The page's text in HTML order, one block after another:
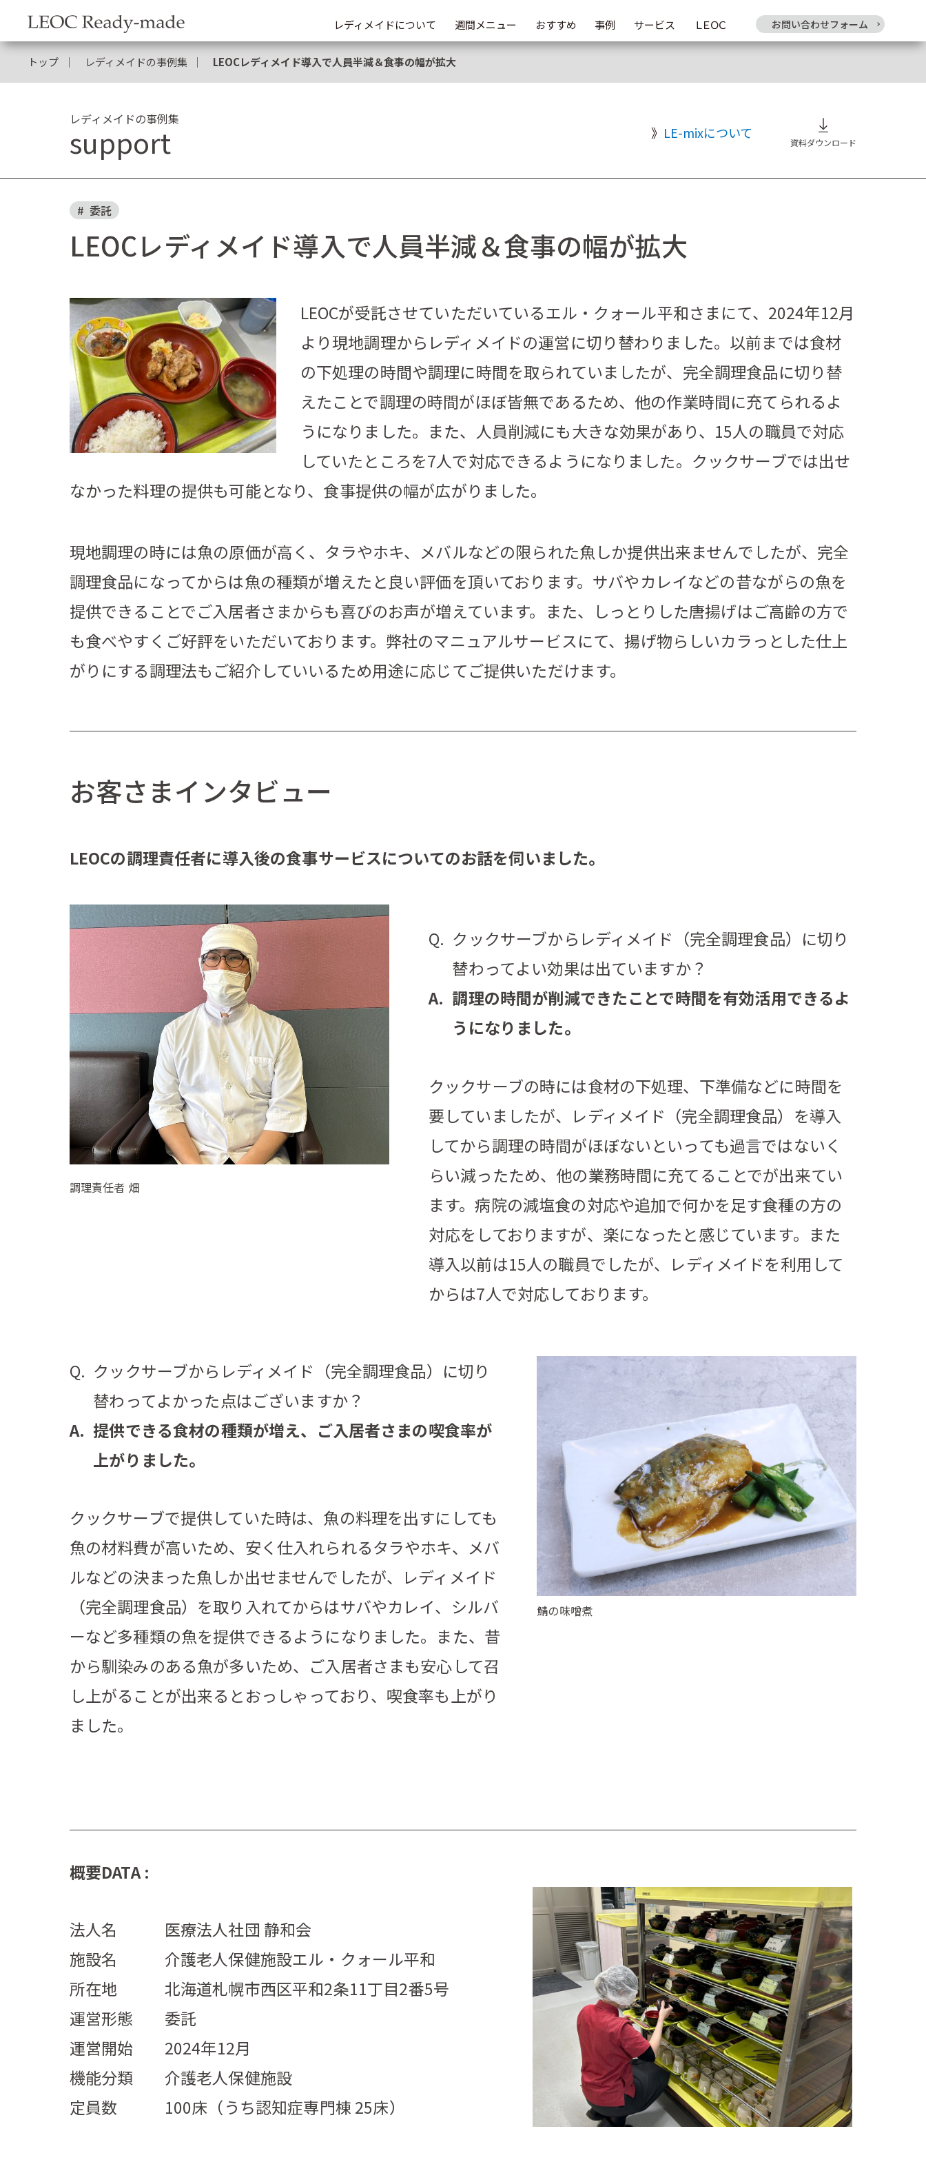
お問い合わせフォーム
レディメイドについて 週間メニュー おすすめ 事例 サービス ＬＥＯＣ
トップ レディメイドの事例集 LEOCレディメイド導入で人員半減＆食事の幅が拡大
レディメイドの事例集
support LE-mixについて
資料ダウンロード
委託
LEOCレディメイド導入で人員半減＆食事の幅が拡大
LEOCが受託させていただいているエル・クォール平和さまにて、2024年12月
より現地調理からレディメイドの運営に切り替わりました。以前までは食材
の下処理の時間や調理に時間を取られていましたが、完全調理食品に切り替
えたことで調理の時間がほぼ皆無であるため、他の作業時間に充てられるよ
うになりました。また、人員削減にも大きな効果があり、 15人の職員で対応
していたところを7人で対応できるようになりました。クックサーブでは出せ
なかった料理の提供も可能となり、食事提供の幅が広がりました。
現地調理の時には魚の原価が高く、タラやホキ、メバルなどの限られた魚しか提供出来ませんでしたが、 完全
調理食品になってからは魚の種類が増えた と良い評価を頂いております。サバやカレイなどの昔ながらの魚を
提供できることでご入居者さまからも喜びのお声が増えています。また、
しっとりした唐揚げはご高齢の方で
も食べやすくご好評をいただいております。弊社のマニュアルサービスにて、揚げ物らしいカラっとした仕上
がりにする調理法もご紹介していいるため用途に応じてご提供いただけます。
お客さまインタビュー
LEOCの調理責任者に導入後の食事サービスについてのお話を伺いました。
調理責任者 畑
クックサーブからレディメイド（完全調理食品）に切り
替わってよい効果は出ていますか？
調理の時間が削減できたことで時間を有効活用できるよ
うになりました。
クックサーブの時には食材の下処理、下準備などに時間を
要していましたが、レディメイド（完全調理食品）を導入
してから調理の時間がほぼないといっても過言ではないく
らい減ったため、他の業務時間に充てることでが出来てい
ます。病院の減塩食の対応や追加で何かを足す食種の方の
対応をしておりますが、楽になったと感じています。また
導入以前は15人の職員でしたが、レディメイドを利用して
からは7人で対応しております。
鯖の味噌煮
クックサーブからレディメイド（完全調理食品）に切り
替わってよかった点はございますか？
提供できる食材の種類が増え、ご入居者さまの喫食率が
上がりました。
クックサーブで提供していた時は、魚の料理を出すにしても
魚の材料費が高いため、安く仕入れられるタラやホキ、メバ
ルなどの決まった魚しか出せませんでしたが、レディメイド
（完全調理食品）を取り入れてからはサバやカレイ、シルバ
ーなど多種類の魚を提供できるようになりました。また、昔
から馴染みのある魚が多いため、ご入居者さまも安心して召
し上がることが出来るとおっしゃっており、喫食率も上がり
ました。
概要DATA :
法人名
医療法人社団 静和会
施設名
介護老人保健施設エル・クォール平和
所在地
北海道札幌市西区平和2条11丁目2番5号
運営形態
委託
運営開始
2024年12月
機能分類
介護老人保健施設
定員数
100床（うち認知症専門棟 25床）